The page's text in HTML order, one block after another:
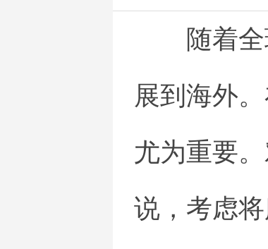
随着
展到海外
尤为重要
说，考虑